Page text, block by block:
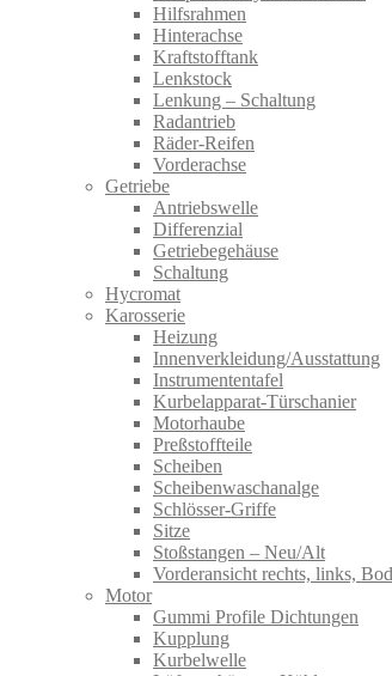
Hilfsrahmen
Hinterachse
Kraftstofftank
Lenkstock
Lenkung – Schaltung
Radantrieb
Räder-Reifen
Vorderachse
Getriebe
Antriebswelle
Differenzial
Getriebegehäuse
Schaltung
Hycromat
Karosserie
Heizung
Innenverkleidung/Ausstattung
Instrumententafel
Kurbelapparat-Türschanier
Motorhaube
Preßstoffteile
Scheiben
Scheibenwaschanalge
Schlösser-Griffe
Sitze
Stoßstangen – Neu/Alt
Vorderansicht rechts, links,
Motor
Gummi Profile Dichtungen
Kupplung
Kurbelwelle